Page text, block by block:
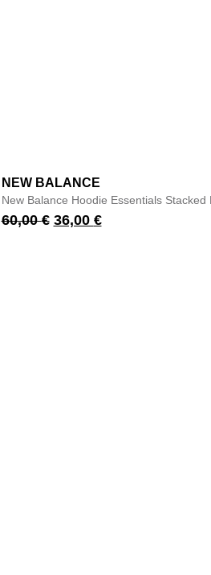
NEW BALANCE
New Balance Hoodie Essentials
60,00€ 36,00 €